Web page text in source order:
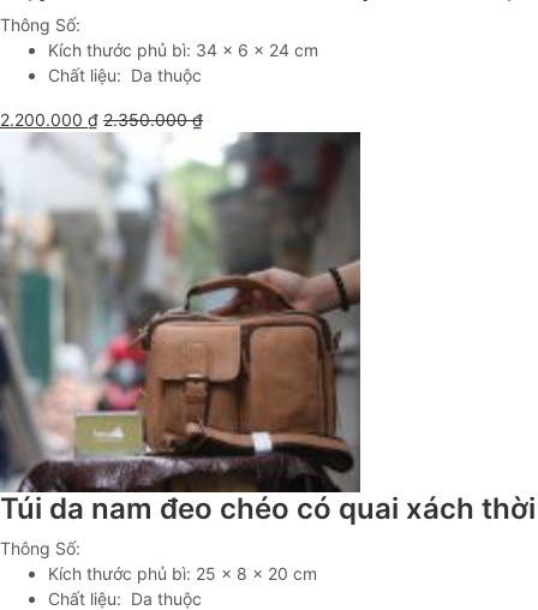
Thông Số:
Kích thước phủ bì: 34 x 6 x 24 cm
Chất liệu: Da thuộc
2.200.000 ₫ 2.350.000₫
Túi da nam đeo chéo có quai xách
Thông Số:
Kích thước phủ bì: 25 x 8 x 20 cm
Chất liệu: Da thuộc